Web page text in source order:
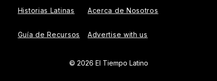
Historias Latinas
Guía de Recursos
Acerca de Nosotros
Advertise with us
© 2026 El Tiempo Latino